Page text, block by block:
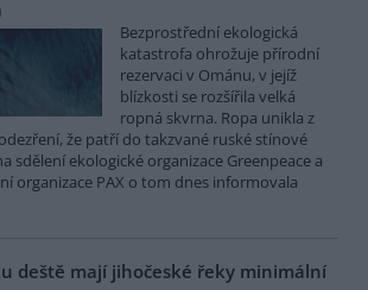
)
Bezprostřední ekologická
katastrofa ohrožuje přírodní
rezervaci v Ománu, v jejíž
blízkosti se rozšířila velká
ropná skvrna. Ropa unikla z
že patří do takzvané ruské stínové
sdělení ekologické organizace Greenpeace a
organizace PAX o tom dnes informovala
deště mají jihočeské řeky minimální